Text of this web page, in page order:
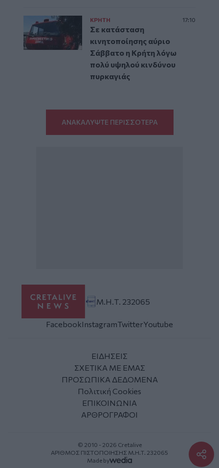
ΚΡΗΤΗ 17:10
Σε κατάσταση
κινητοποίησης αύριο
Σάββατο η Κρήτη λόγω
πολύ υψηλού κινδύνου
πυρκαγιάς
ΑΝΑΚΑΛΥΨΤΕ ΠΕΡΙΣΣΟΤΕΡΑ
Μ.Η.Τ. 232065
FacebookInstagramTwitterYoutube
ΕΙΔΗΣΕΙΣ
ΣΧΕΤΙΚΑ ΜΕ ΕΜΑΣ
ΠΡΟΣΩΠΙΚΑ ΔΕΔΟΜΕΝΑ
Πολιτική Cookies
ΕΠΙΚΟΙΝΩΝΙΑ
ΑΡΘΡΟΓΡΑΦΟΙ
© 2010 - 2026 Cretalive
ΑΡΙΘΜΟΣ ΠΙΣΤΟΠΟΙΗΣΗΣ Μ.Η.Τ. 232065
Made by